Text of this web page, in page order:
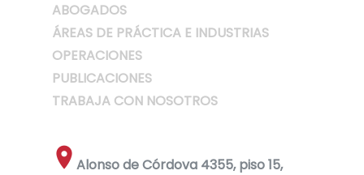
ABOGADOS
ÁREAS DE PRÁCTICA E INDUSTRIAS
OPERACIONES
PUBLICACIONES
TRABAJA CON NOSOTROS
Alonso de Córdova 4355, piso 15,